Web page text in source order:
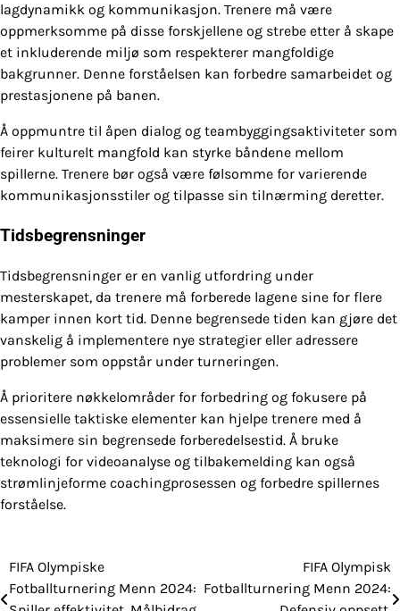
lagdynamikk og kommunikasjon. Trenere må være
oppmerksomme på disse forskjellene og strebe etter å skape
et inkluderende miljø som respekterer mangfoldige
bakgrunner. Denne forståelsen kan forbedre samarbeidet og
prestasjonene på banen.
Å oppmuntre til åpen dialog og teambyggingsaktiviteter som
feirer kulturelt mangfold kan styrke båndene mellom
spillerne. Trenere bør også være følsomme for varierende
kommunikasjonsstiler og tilpasse sin tilnærming deretter.
Tidsbegrensninger
Tidsbegrensninger er en vanlig utfordring under
mesterskapet, da trenere må forberede lagene sine for flere
kamper innen kort tid. Denne begrensede tiden kan gjøre det
vanskelig å implementere nye strategier eller adressere
problemer som oppstår under turneringen.
Å prioritere nøkkelområder for forbedring og fokusere på
essensielle taktiske elementer kan hjelpe trenere med å
maksimere sin begrensede forberedelsestid. Å bruke
teknologi for videoanalyse og tilbakemelding kan også
strømlinjeforme coachingprosessen og forbedre spillernes
forståelse.
Post
navigation
FIFA Olympiske
Fotballturnering Menn 2024:
FIFA Olympisk
Fotballturnering Menn 2024: